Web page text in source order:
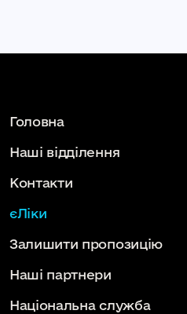
Головна
Наші відділення
Контакти
єЛіки
Залишити пропозицію
Наші партнери
Національна служба